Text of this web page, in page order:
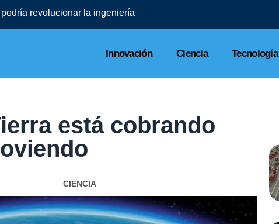
revolucionar la ingeniería
Innovación Ciencia Tecnología
está cobrando
CIENCIA